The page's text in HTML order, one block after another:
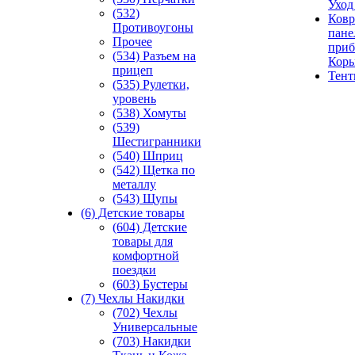
(532)
Противоугоны
Прочее
(534) Разъем на
прицеп
(535) Рулетки,
уровень
(538) Хомуты
(539)
Шестигранники
(540) Шприц
(542) Щетка по
металлу
(543) Щупы
(6) Детские товары
(604) Детские
товары для
комфортной
поездки
(603) Бустеры
(7) Чехлы Накидки
(702) Чехлы
Универсальные
(703) Накидки
Уход